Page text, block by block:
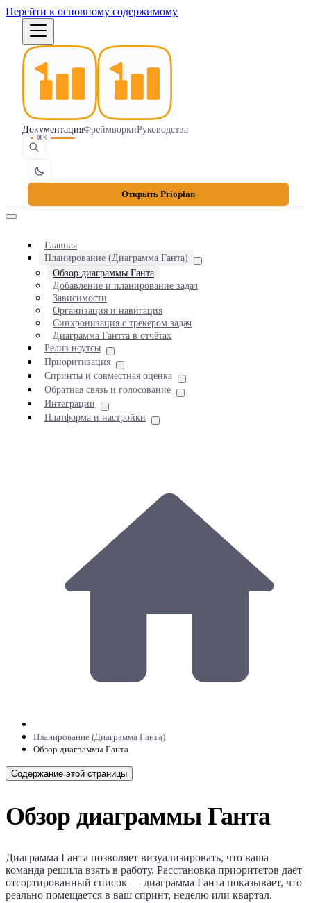
Перейти к основному содержимому
ДокументацияФреймворкиРуководства
⌘K
Открыть Prioplan
Главная
Планирование (Диаграмма Ганта)
Обзор диаграммы Ганта
Добавление и планирование задач
Зависимости
Организация и навигация
Синхронизация с трекером задач
Диаграмма Гантта в отчётах
Релиз ноутсы
Приоритизация
Спринты и совместная оценка
Обратная связь и голосование
Интеграции
Платформа и настройки
Планирование (Диаграмма Ганта)
Обзор диаграммы Ганта
Содержание этой страницы
Обзор диаграммы Ганта
Диаграмма Ганта позволяет визуализировать, что ваша
команда решила взять в работу. Расстановка приоритетов даёт
отсортированный список — диаграмма Ганта показывает, что
реально помещается в ваш спринт, неделю или квартал.